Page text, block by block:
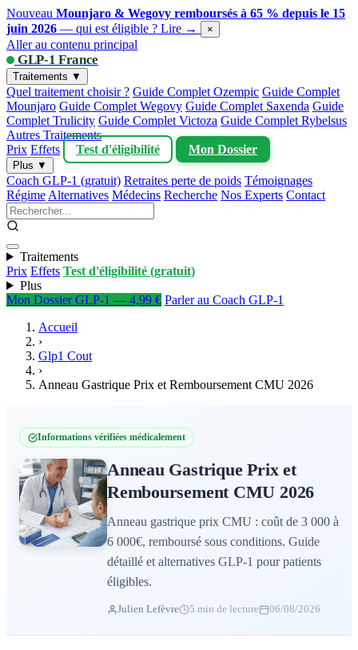
Nouveau Mounjaro & Wegovy remboursés à 65 % depuis le 15
juin 2026 — qui est éligible ? Lire → ×
Aller au contenu principal
GLP-1 France
Traitements ▼
Quel traitement choisir ? Guide Complet Ozempic Guide Complet
Mounjaro Guide Complet Wegovy Guide Complet Saxenda Guide
Complet Trulicity Guide Complet Victoza Guide Complet Rybelsus
Autres Traitements
Prix Effets Test d'éligibilité Mon Dossier
Plus ▼
Coach GLP-1 (gratuit) Retraites perte de poids Témoignages
Régime Alternatives Médecins Recherche Nos Experts Contact
Traitements
Prix Effets Test d'éligibilité (gratuit)
Plus
Mon Dossier GLP-1 — 4,99 € Parler au Coach GLP-1
Accueil
›
Glp1 Cout
›
Anneau Gastrique Prix et Remboursement CMU 2026
Informations vérifiées médicalement
Anneau Gastrique Prix et
Remboursement CMU 2026
Anneau gastrique prix CMU : coût de 3 000 à
6 000€, remboursé sous conditions. Guide
détaillé et alternatives GLP-1 pour patients
éligibles.
Julien Lefèvre 5 min de lecture 06/08/2026